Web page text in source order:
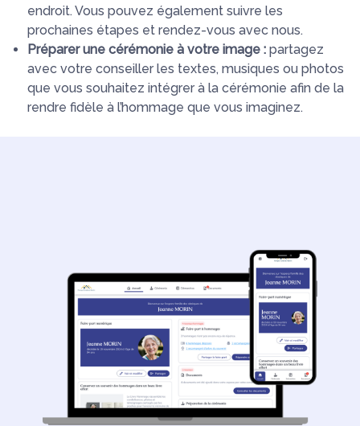
endroit. Vous pouvez également suivre les
prochaines étapes et rendez-vous avec nous.
Préparer une cérémonie à votre image : partagez
avec votre conseiller les textes, musiques ou photos
que vous souhaitez intégrer à la cérémonie afin de la
rendre fidèle à l’hommage que vous imaginez.